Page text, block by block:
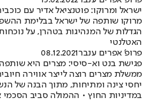
ישראל ומרוקו: פוטנציאל אדיר עם
מרוקו שותפה של ישראל בבלימת
הגדלות של המנהיגות בטהרן, על
האטלנטי
פרופ' אפרים ענבר08.12.2021
פגישת בנט וא-סיסי: מצרים היא
ממשלת מצרים רוצה לייצר אווירה
יחסי צינה ומתיחות, מתוך הבנה של
במדיניות החוץ • ההמולה סביב